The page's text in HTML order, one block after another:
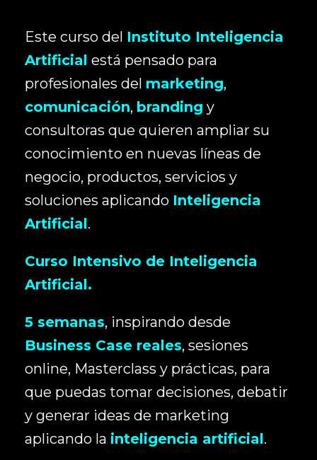
Este curso del Instituto Inteligencia
Artificial está pensado para
profesionales del marketing,
comunicación, branding y
consultoras que quieren ampliar su
conocimiento en nuevas líneas de
negocio, productos, servicios y
soluciones aplicando Inteligencia
Artificial.
Curso Intensivo de Inteligencia
Artificial.
5 semanas, inspirando desde
Business Case reales, sesiones
online, Masterclass y prácticas, para
que puedas tomar decisiones, debatir
y generar ideas de marketing
aplicando la inteligencia artificial.